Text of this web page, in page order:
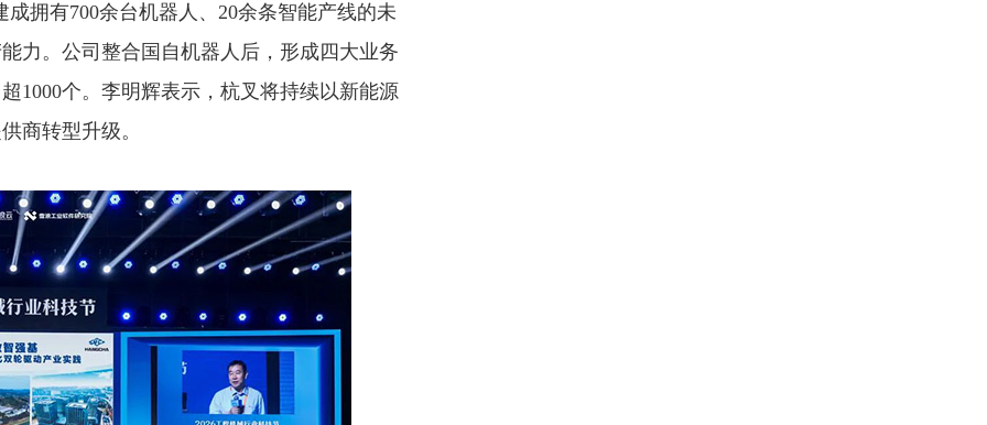
拥有700余台机器人、20余条智能产线的未
力。公司整合国自机器人后，形成四大业务
1000个。李明辉表示，杭叉将持续以新能源
商转型升级。